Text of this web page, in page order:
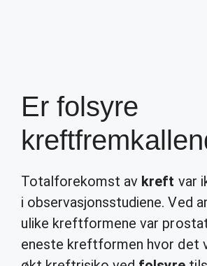
Er folsyre
Totalforekomst av kreft var
i observasjonsstudiene. Ved
ulike kreftformene var
eneste kreftformen hvor det